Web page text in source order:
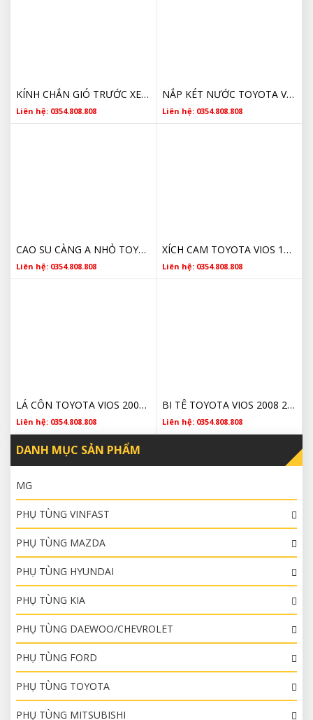
KÍNH CHẮN GIÓ TRƯỚC XE TOYOTA VIOS GIÁ TỐT
Liên hệ: 0354.808.808
NẮP KÉT NƯỚC TOYOTA VIOS 164010C030 CHÍNH HÃNG
Liên hệ: 0354.808.808
CAO SU CÀNG A NHỎ TOYOTA 486540D120 2014 2015 2016 2017 2018 2019 2020 2021 2022 2023
Liên hệ: 0354.808.808
XÍCH CAM TOYOTA VIOS 1350621030 2002 2003 2004 2005 2006 2007 2008 2009 2010 2011 2012 2013 2014 2015 2016 2017 CHÍNH HÃNG
Liên hệ: 0354.808.808
LÁ CÔN TOYOTA VIOS 2002 2003 2004 2005 2006 2007 2008 2009 2010 2011 2012 2013 2014 2015 2016 2017 3123012191 CHÍNH HÃNG
Liên hệ: 0354.808.808
BI TÊ TOYOTA VIOS 2008 2009 2010 2011 2012 2013 2014 2015 2016 2017 3123012191 CHÍNH HÃNG
Liên hệ: 0354.808.808
DANH MỤC SẢN PHẨM
MG
PHỤ TÙNG VINFAST
PHỤ TÙNG MAZDA
PHỤ TÙNG HYUNDAI
PHỤ TÙNG KIA
PHỤ TÙNG DAEWOO/CHEVROLET
PHỤ TÙNG FORD
PHỤ TÙNG TOYOTA
PHỤ TÙNG MITSUBISHI